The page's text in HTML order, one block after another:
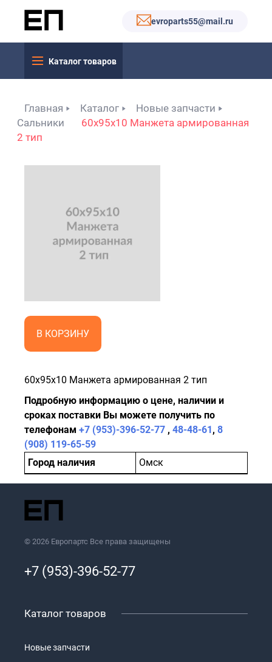
evroparts55@mail.ru
Каталог товаров
Главная Каталог
Новые запчасти
Сальники
60x95x10 Манжета армированная
2 тип
В КОРЗИНУ
60x95x10 Манжета армированная 2 тип
Подробную информацию о цене, наличии и
сроках поставки Вы можете получить по
телефонам +7 (953)-396-52-77 , 48-48-61, 8
(908) 119-65-59
Город наличия
Омск
© 2026 Европартс Все права защищены
+7 (953)-396-52-77
Каталог товаров
Новые запчасти